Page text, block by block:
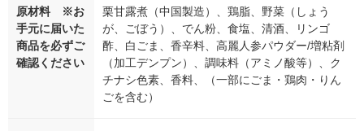
原材料 ※お
手元に届いた
商品を必ずご
確認ください
栗甘露煮（中国製造）、鶏脂、野菜（しょう
が、ごぼう）、でん粉、食塩、清酒、リンゴ
酢、白ごま、香辛料、高麗人参パウダー/増粘剤
（加工デンプン）、調味料（アミノ酸等）、ク
チナシ色素、香料、（一部にごま・鶏肉・りん
ごを含む）